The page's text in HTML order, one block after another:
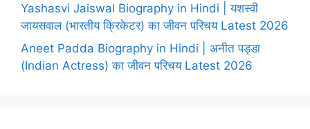
Yashasvi Jaiswal Biography in Hindi | यशस्वी
जायसवाल (भारतीय क्रिकेटर) का जीवन परिचय Latest 2026
Aneet Padda Biography in Hindi | अनीत पड्डा
(Indian Actress) का जीवन परिचय Latest 2026